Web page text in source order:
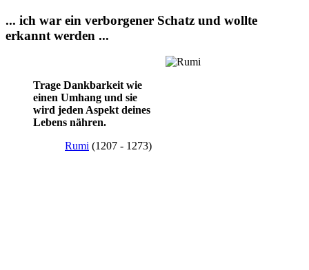
... ich war ein verborgener Schatz und wollte
erkannt werden ...
Trage Dankbarkeit wie
einen Umhang und sie
wird jeden Aspekt deines
Lebens nähren.
Rumi (1207 - 1273)